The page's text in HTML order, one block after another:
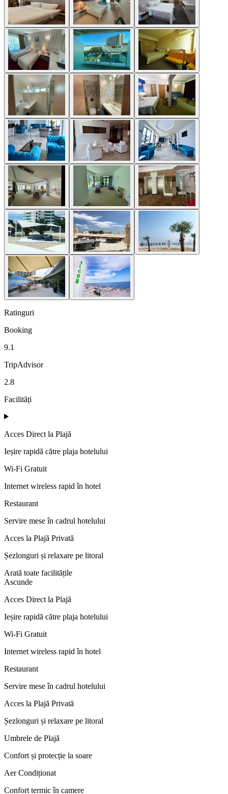
Ratinguri
Booking
9.1
TripAdvisor
2.8
Facilități
Acces Direct la Plajă
Ieșire rapidă către plaja hotelului
Wi-Fi Gratuit
Internet wireless rapid în hotel
Restaurant
Servire mese în cadrul hotelului
Acces la Plajă Privată
Șezlonguri și relaxare pe litoral
Arată toate facilitățile
Ascunde
Acces Direct la Plajă
Ieșire rapidă către plaja hotelului
Wi-Fi Gratuit
Internet wireless rapid în hotel
Restaurant
Servire mese în cadrul hotelului
Acces la Plajă Privată
Șezlonguri și relaxare pe litoral
Umbrele de Plajă
Confort și protecție la soare
Aer Condiționat
Confort termic în camere